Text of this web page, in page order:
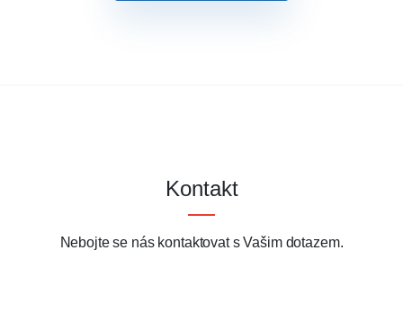
Kontakt
Nebojte se nás kontaktovat s Vašim dotazem.